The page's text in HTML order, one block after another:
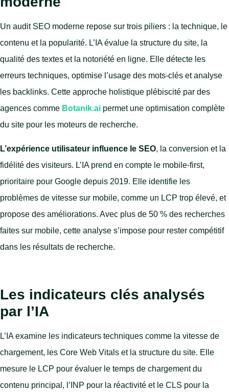
Un audit SEO moderne repose sur trois piliers : la technique, le
contenu et la popularité. L’IA évalue la structure du site, la
qualité des textes et la notoriété en ligne. Elle détecte les
erreurs techniques, optimise l’usage des mots-clés et analyse
les backlinks. Cette approche holistique plébiscité par des
agences comme Botanik.ai permet une optimisation complète
du site pour les moteurs de recherche.
L’expérience utilisateur influence le SEO, la conversion et la
fidélité des visiteurs. L’IA prend en compte le mobile-first,
prioritaire pour Google depuis 2019. Elle identifie les
problèmes de vitesse sur mobile, comme un LCP trop élevé, et
propose des améliorations. Avec plus de 50 % des recherches
faites sur mobile, cette analyse s’impose pour rester compétitif
dans les résultats de recherche.
Les indicateurs clés analysés
par l’IA
L’IA examine les indicateurs techniques comme la vitesse de
chargement, les Core Web Vitals et la structure du site. Elle
mesure le LCP pour évaluer le temps de chargement du
contenu principal, l’INP pour la réactivité et le CLS pour la